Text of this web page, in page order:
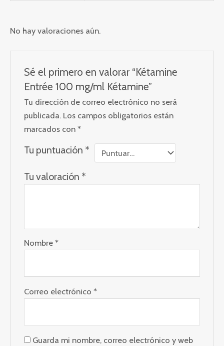
No hay valoraciones aún.
Sé el primero en valorar “Kétamine
Entrée 100 mg/ml Kétamine”
Tu dirección de correo electrónico no será
publicada. Los campos obligatorios están
marcados con*
Tu puntuación *
Tu valoración *
Nombre*
Correo electrónico*
Guarda mi nombre, correo electrónico y web